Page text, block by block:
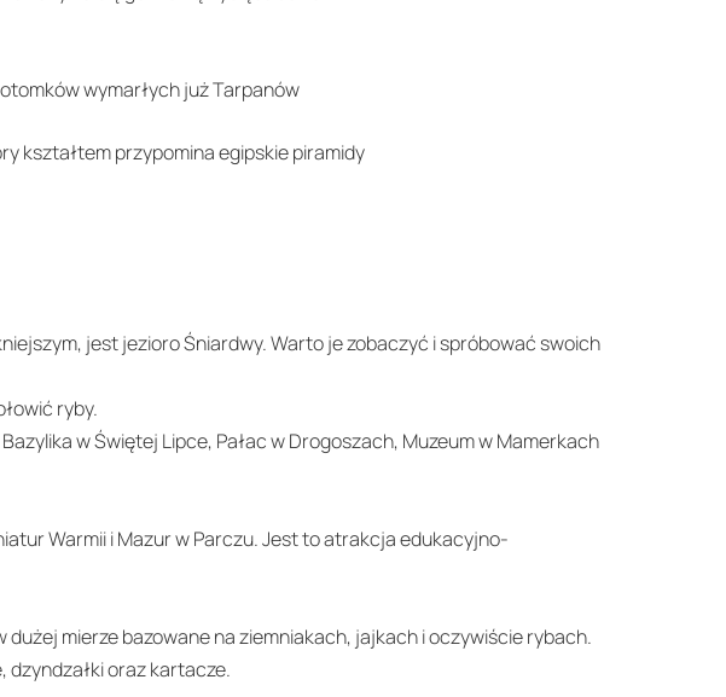
wymarłych już Tarpanów
kształtem przypomina egipskie piramidy
jest jezioro Śniardwy. Warto je zobaczyć i spróbować swoich
ryby.
w Świętej Lipce, Pałac w Drogoszach, Muzeum w Mamerkach
Warmii i Mazur w Parczu. Jest to atrakcja edukacyjno-
mierze bazowane na ziemniakach, jajkach i oczywiście rybach.
oraz kartacze.